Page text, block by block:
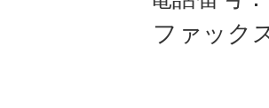
ファック